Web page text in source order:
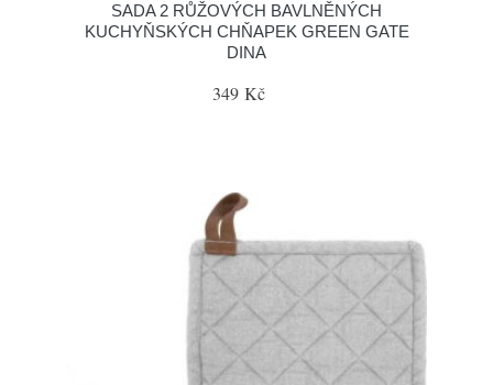
SADA 2 RŮŽOVÝCH BAVLNĚNÝCH
KUCHYŇSKÝCH CHŇAPEK GREEN GATE
DINA
349 Kč